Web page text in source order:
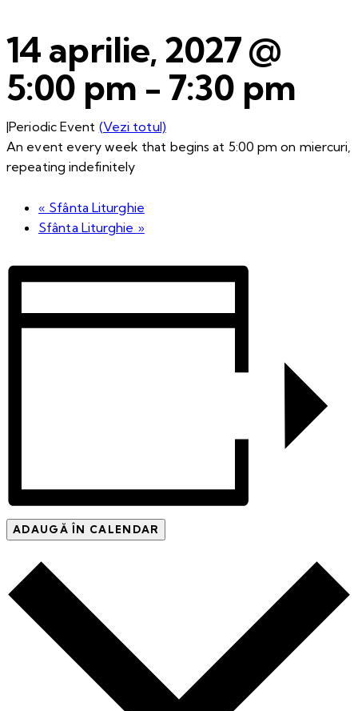
14 aprilie, 2027 @
5:00 pm - 7:30 pm
|Periodic Event (Vezi totul)
An event every week that begins at 5:00 pm on miercuri,
repeating indefinitely
« Sfânta Liturghie
Sfânta Liturghie »
ADAUGĂ ÎN CALENDAR